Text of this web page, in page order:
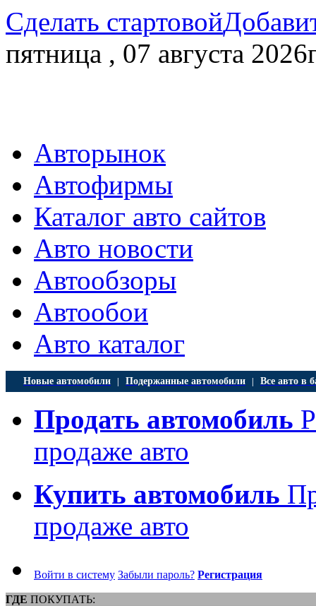
Сделать стартовой
пятница , 07 августа
Авторынок
Автофирмы
Каталог авто сайтов
Авто новости
Автообзоры
Автообои
Авто каталог
Новые автомобили Подержанные автомобили Все авто в
Продать автомобиль
продаже авто
Купить автомобиль
продаже авто
Войти в систему Забыли пароль? Регистрация
ГДЕ ПОКУПАТЬ: